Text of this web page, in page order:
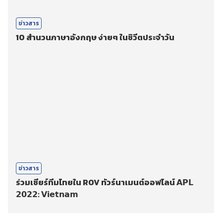
ข่าวสาร
10 สำนวนภาษาอังกฤษ ง่ายๆ ในชิวีตประจำวัน
ข่าวสาร
ร่วมเชียร์ทีมไทยใน ROV ทัวร์นาเมนต์ออฟไลน์ 𝗔𝗣𝗟
𝟮𝟬𝟮𝟮: 𝗩𝗶𝗲𝘁𝗻𝗮𝗺